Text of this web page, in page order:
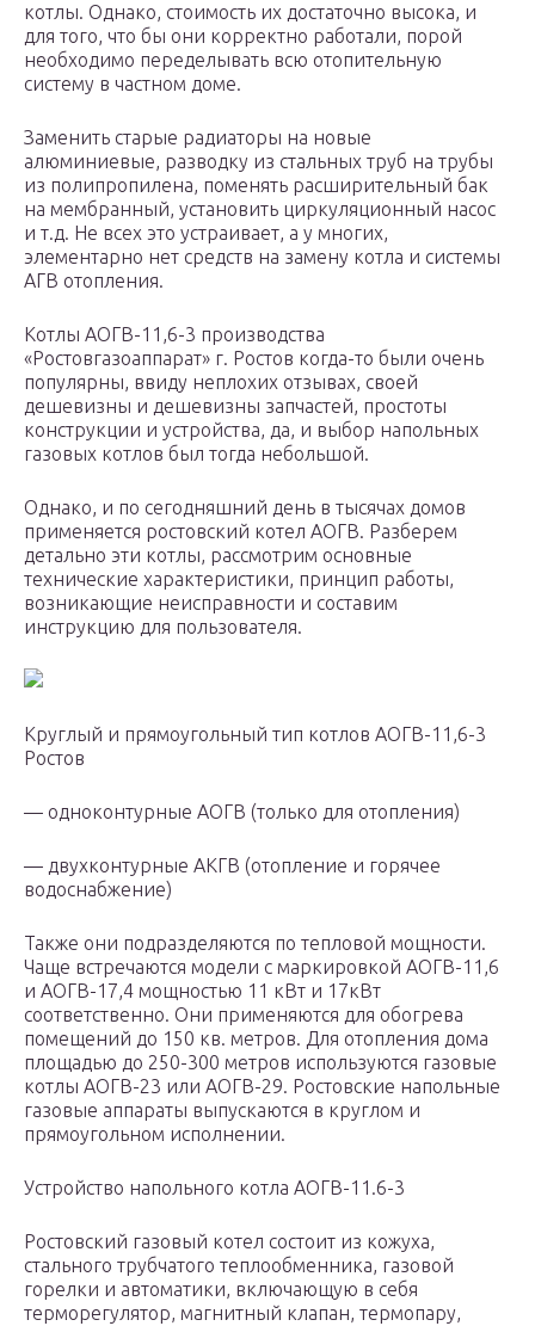
котлы. Однако, стоимость их достаточно высока, и
для того, что бы они корректно работали, порой
необходимо переделывать всю отопительную
систему в частном доме.
Заменить старые радиаторы на новые
алюминиевые, разводку из стальных труб на трубы
из полипропилена, поменять расширительный бак
на мембранный, установить циркуляционный насос
и т.д. Не всех это устраивает, а у многих,
элементарно нет средств на замену котла и системы
АГВ отопления.
Котлы АОГВ-11,6-3 производства
«Ростовгазоаппарат» г. Ростов когда-то были очень
популярны, ввиду неплохих отзывах, своей
дешевизны и дешевизны запчастей, простоты
конструкции и устройства, да, и выбор напольных
газовых котлов был тогда небольшой.
Однако, и по сегодняшний день в тысячах домов
применяется ростовский котел АОГВ. Разберем
детально эти котлы, рассмотрим основные
технические характеристики, принцип работы,
возникающие неисправности и составим
инструкцию для пользователя.
Круглый и прямоугольный тип котлов АОГВ-11,6-3
Ростов
— одноконтурные АОГВ (только для отопления)
— двухконтурные АКГВ (отопление и горячее
водоснабжение)
Также они подразделяются по тепловой мощности.
Чаще встречаются модели с маркировкой АОГВ-11,6
и АОГВ-17,4 мощностью 11 кВт и 17кВт
соответственно. Они применяются для обогрева
помещений до 150 кв. метров. Для отопления дома
площадью до 250-300 метров используются газовые
котлы АОГВ-23 или АОГВ-29. Ростовские напольные
газовые аппараты выпускаются в круглом и
прямоугольном исполнении.
Устройство напольного котла АОГВ-11.6-3
Ростовский газовый котел состоит из кожуха,
стального трубчатого теплообменника, газовой
горелки и автоматики, включающую в себя
терморегулятор, магнитный клапан, термопару,